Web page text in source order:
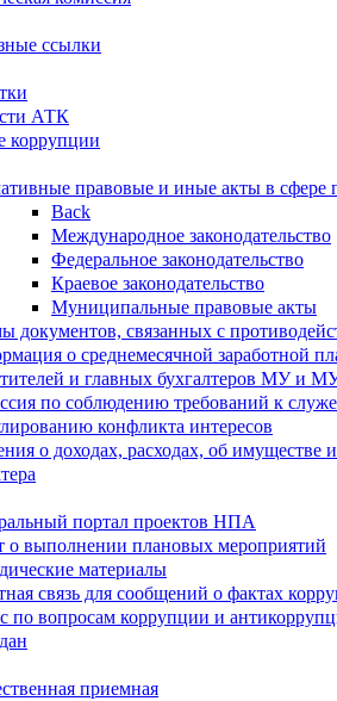
ссылки
АТК
коррупции
правовые и иные акты в сфере
Back
Международное законодательство
Федеральное законодательство
Краевое законодательство
Муниципальные правовые акты
документов, связанных с
о среднемесячной заработной
и главных бухгалтеров МУ и
по соблюдению требований к
конфликта интересов
о доходах, расходах, об имуществе
портал проектов НПА
о выполнении плановых мероприятий
материалы
связь для сообщений о фактах
по вопросам коррупции и
приемная